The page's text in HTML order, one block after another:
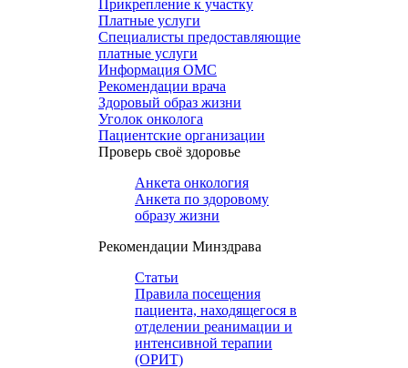
Прикрепление к участку
Платные услуги
Специалисты предоставляющие
платные услуги
Информация ОМС
Рекомендации врача
Здоровый образ жизни
Уголок онколога
Пациентские организации
Проверь своё здоровье
Анкета онкология
Анкета по здоровому
образу жизни
Рекомендации Минздрава
Статьи
Правила посещения
пациента, находящегося в
отделении реанимации и
интенсивной терапии
(ОРИТ)